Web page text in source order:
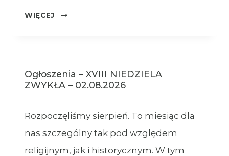
WIĘCEJ
OGŁOSZENIA
Ogłoszenia – XVIII NIEDZIELA
ZWYKŁA – 02.08.2026
Rozpoczęliśmy sierpień. To miesiąc dla
nas szczególny tak pod względem
religijnym, jak i historycznym. W tym